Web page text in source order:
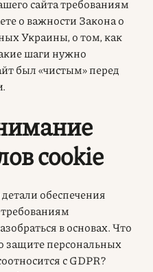
сайта требованиям
о важности Закона о
Украины, о том, как
шаги нужно
был «чистым» перед
.
cookie
обеспечения
требованиям
в основах. Что
защите персональных
с GDPR?